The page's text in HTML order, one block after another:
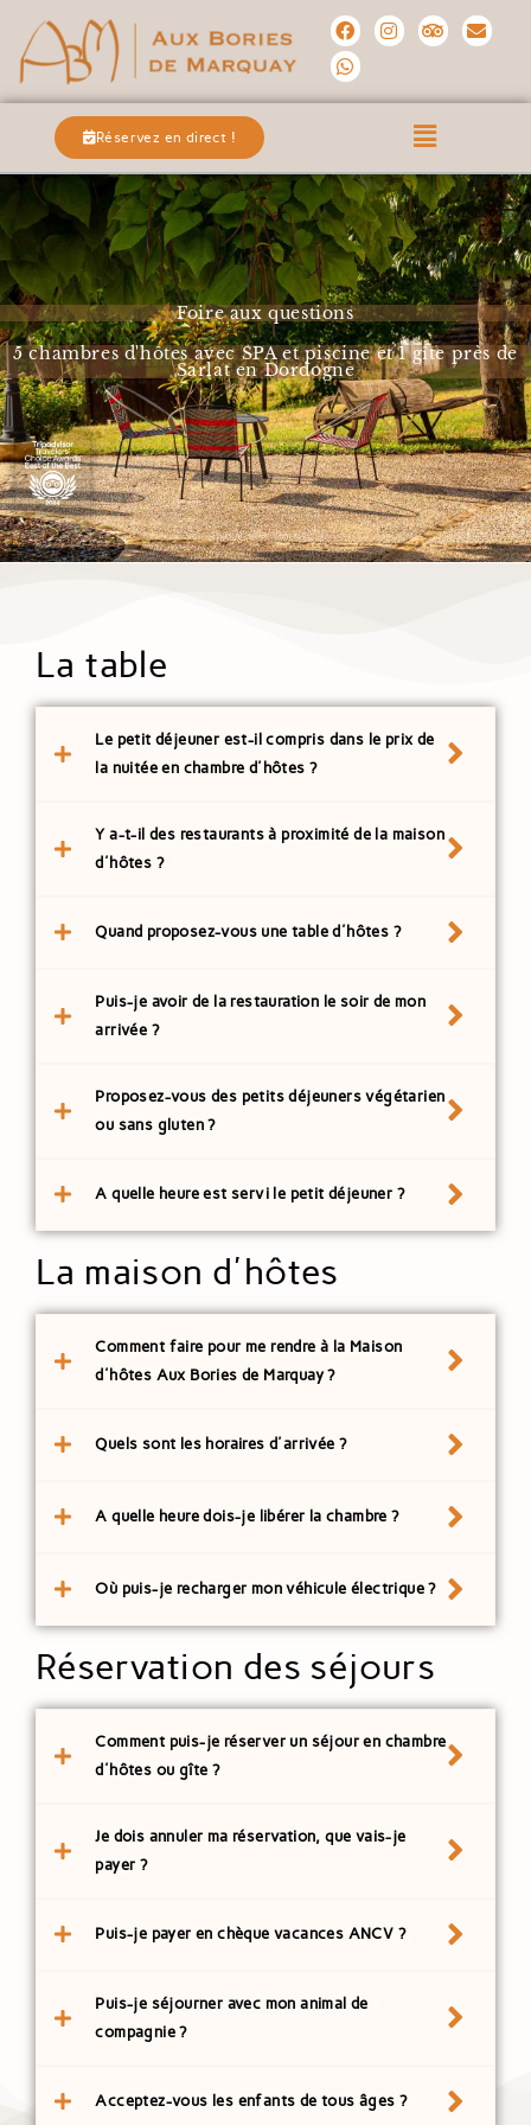
Réservez en direct !
Foire aux questions
5 chambres d'hôtes avec SPA et piscine et 1 gîte près de
Sarlat en Dordogne
La table
Le petit déjeuner est-il compris dans le prix de
la nuitée en chambre d'hôtes ?
Y a-t-il des restaurants à proximité de la maison
d'hôtes ?
Quand proposez-vous une table d'hôtes ?
Puis-je avoir de la restauration le soir de mon
arrivée ?
Proposez-vous des petits déjeuners végétarien
ou sans gluten ?
A quelle heure est servi le petit déjeuner ?
La maison d'hôtes
Comment faire pour me rendre à la Maison
d'hôtes Aux Bories de Marquay ?
Quels sont les horaires d'arrivée ?
A quelle heure dois-je libérer la chambre ?
Où puis-je recharger mon véhicule électrique ?
Réservation des séjours
Comment puis-je réserver un séjour en chambre
d'hôtes ou gîte ?
Je dois annuler ma réservation, que vais-je
payer ?
Puis-je payer en chèque vacances ANCV ?
Puis-je séjourner avec mon animal de
compagnie ?
Acceptez-vous les enfants de tous âges ?